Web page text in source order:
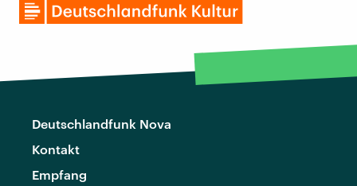
Deutschlandfunk Nova
Kontakt
Empfang